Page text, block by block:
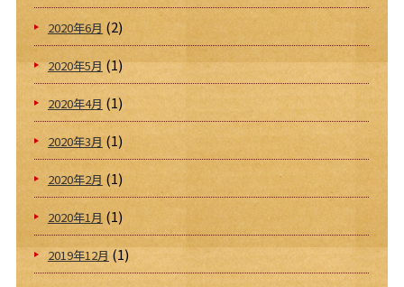
2020年6月 (2)
2020年5月(1)
2020年4月 (1)
2020年3月(1)
2020年2月 (1)
2020年1月 (1)
2019年12月(1)